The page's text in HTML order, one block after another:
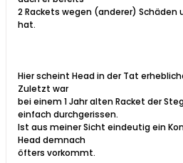
2 Rackets wegen (anderer)
hat.
Hier scheint Head in der Tat
Zuletzt war
bei einem 1 Jahr alten Racket der
einfach durchgerissen.
Ist aus meiner Sicht eindeutig ein
Head demnach
öfters vorkommt.